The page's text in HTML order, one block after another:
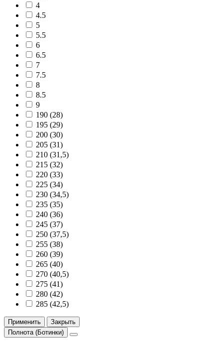
4
4.5
5
5.5
6
6.5
7
7.5
8
8.5
9
190 (28)
195 (29)
200 (30)
205 (31)
210 (31,5)
215 (32)
220 (33)
225 (34)
230 (34,5)
235 (35)
240 (36)
245 (37)
250 (37,5)
255 (38)
260 (39)
265 (40)
270 (40,5)
275 (41)
280 (42)
285 (42,5)
Применить
Закрыть
Полнота (Ботинки)